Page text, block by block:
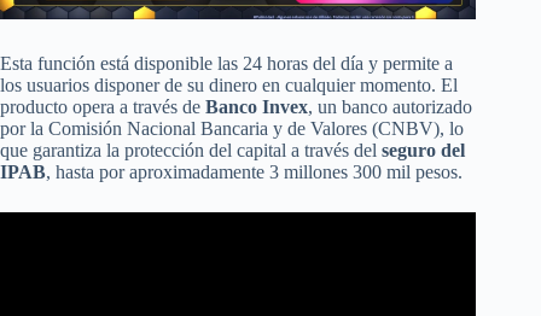
Esta función está disponible las 24 horas del día y permite a
los usuarios disponer de su dinero en cualquier momento. El
producto opera a través de Banco Invex, un banco autorizado
por la Comisión Nacional Bancaria y de Valores (CNBV), lo
que garantiza la protección del capital a través del seguro del
IPAB, hasta por aproximadamente 3 millones 300 mil pesos.